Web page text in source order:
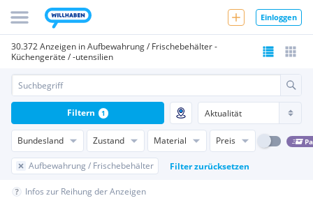
Einloggen
30.372 Anzeigen in Aufbewahrung / Frischebehälter -
Küchengeräte / -utensilien
Bundesland Zustand Material Preis
Aufbewahrung / Frischebehälter Filter zurücksetzen
Filtern 1
Infos zur Reihung der Anzeigen